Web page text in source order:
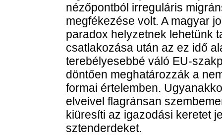
nézőpontból irreguláris
megfékezése volt. A magyar
paradox helyzetnek lehetünk
csatlakozása után az ez idő
terebélyesebbé váló EU-
döntően meghatározzák a
formai értelemben.
elveivel flagránsan
kiüresíti az igazodási keretet
sztenderdeket.